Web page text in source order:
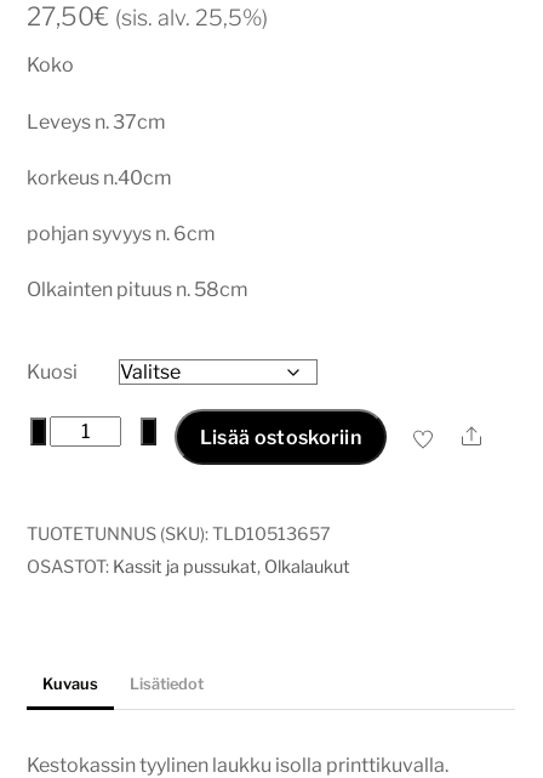
27,50€ (sis. alv. 25,5%)
Koko
Leveys n. 37cm
korkeus n.40cm
pohjan syvyys n. 6cm
Olkainten pituus n. 58cm
Kuosi
Kestokassi
valmiit!
määrä
Lisää ostoskoriin Ale
TUOTETUNNUS (SKU):TLD10513657
OSASTOT: Kassit ja pussukat, Olkalaukut
Kuvaus Lisätiedot
Kestokassin tyylinen laukku isolla printtikuvalla.